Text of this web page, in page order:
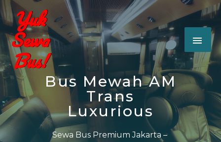
87
Bus Mewah AM
Trans
Luxurious
Sewa Bus Premium Jakarta –